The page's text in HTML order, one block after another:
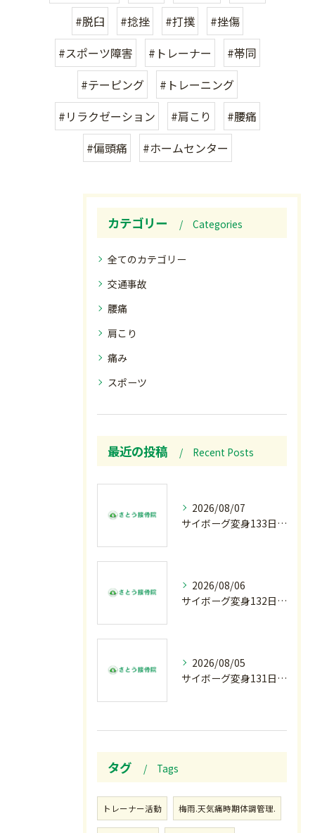
#脱臼
#捻挫 #打撲
#挫傷
#スポーツ障害
#トレーナー
#帯同
#テーピング
#トレーニング
#リラクゼーション
#肩こり
#腰痛
#偏頭痛
#ホームセンター
カテゴリー Categories
全てのカテゴリー
交通事故
腰痛
肩こり
痛み
スポーツ
最近の投稿 Recent Posts
2026/08/07
サイボーグ変身133日目.広島.原爆.81年.インターハイ初日.金曜の朝〜
2026/08/06
サイボーグ変身132日目.お知らせ.和歌山.インターハイ.柔道開幕…木曜の朝〜
2026/08/05
サイボーグ変身131日目.甲子園開幕.日曜.リラクゼーション柔.水曜の朝〜
タグ Tags
トレーナー活動 梅雨.天気痛時期体調管理.